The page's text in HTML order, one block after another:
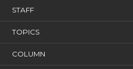
STAFF
TOPICS
COLUMN